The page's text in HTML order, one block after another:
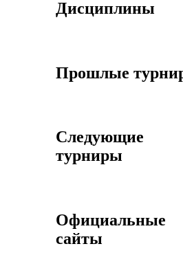
Дисциплины
Прошлые
Следующие
турниры
Официальные
сайты